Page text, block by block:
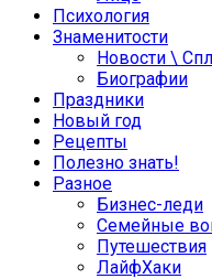
Психология
Знаменитости
Новости \
Биографии
Праздники
Новый год
Рецепты
Полезно знать!
Разное
Бизнес-леди
Семейные
Путешествия
ЛайфХаки